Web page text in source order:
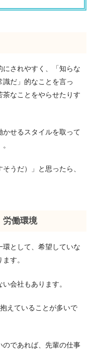
されやすく、「知らな
だ」的なことを言っ
なことをやらせたりす
せるスタイルを取って
うだ）」と思ったら、
労働環境
として、希望していな
す。
会社もあります。
えていることが多いで
であれば、先輩の仕事